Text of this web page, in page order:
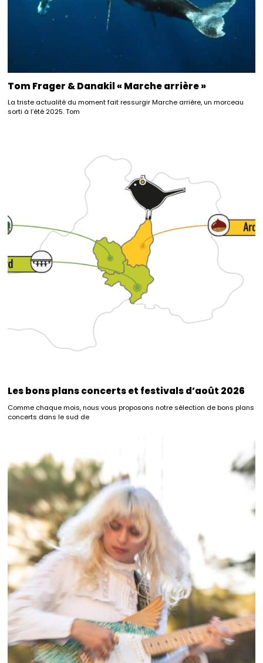
Tom Frager & Danakil « Marche arrière »
La triste actualité du moment fait ressurgir Marche arrière, un morceau
sorti à l’été 2025. Tom
Les bons plans concerts et festivals d’août 2026
Comme chaque mois, nous vous proposons notre sélection de bons plans
concerts dans le sud de